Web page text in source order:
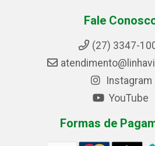
Fale
(27) 3347-
Instagram
YouTube
Formas de